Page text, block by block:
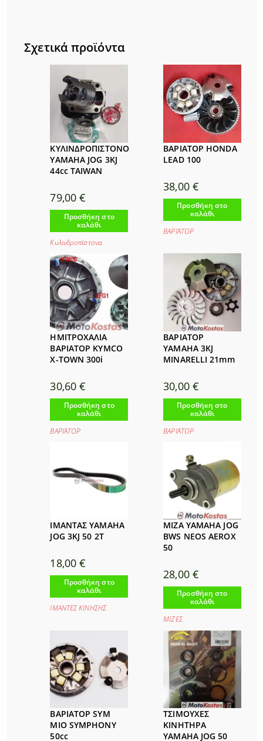
Σχετικά προϊόντα
ΚΥΛΙΝΔΡΟΠΙΣΤΟΝΟ
YAMAHA JOG 3KJ
44cc TAIWAN
79,00€
Προσθήκη στο
καλάθι
Κυλινδροπίστονα
ΒΑΡΙΑΤΟΡ HONDA
LEAD 100
38,00 €
Προσθήκη στο
καλάθι
ΒΑΡΙΆΤΟΡ
ΗΜΙΤΡΟΧΑΛΙΑ
ΒΑΡΙΑΤΟΡ KYMCO
X-TOWN 300i
30,60€
Προσθήκη στο
καλάθι
ΒΑΡΙΆΤΟΡ
ΒΑΡΙΑΤΟΡ
YAMAHA 3KJ
MINARELLI 21mm
30,00 €
Προσθήκη στο
καλάθι
ΒΑΡΙΆΤΟΡ
ΙΜΑΝΤΑΣ YAMAHA
JOG 3KJ 50 2Τ
18,00€
Προσθήκη στο
καλάθι
ΙΜΑΝΤΕΣ ΚΙΝΗΣΗΣ
ΜΙΖΑ YAMAHA JOG
BWS NEOS AEROX
50
28,00 €
Προσθήκη στο
καλάθι
ΜΙΖΕΣ
ΒΑΡΙΑΤΟΡ SYM
MIO SYMPHONY
50cc
ΤΣΙΜΟΥΧΕΣ
ΚΙΝΗΤΗΡΑ
YAMAHA JOG 50